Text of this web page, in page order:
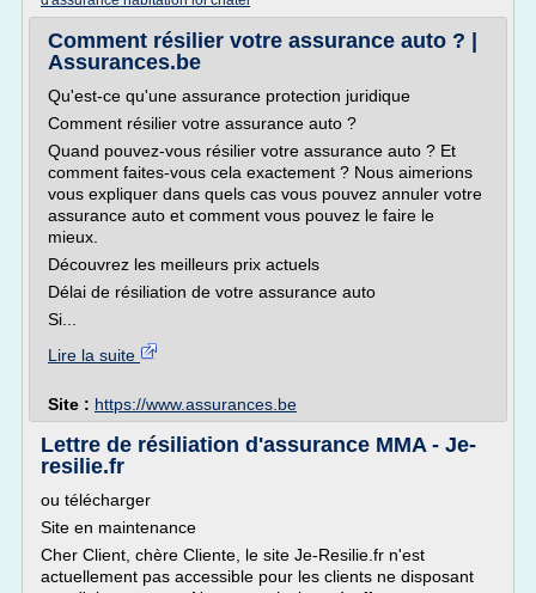
Comment résilier votre assurance auto ? |
Assurances.be
Qu'est-ce qu'une assurance protection juridique
Comment résilier votre assurance auto ?
Quand pouvez-vous résilier votre assurance auto ? Et
comment faites-vous cela exactement ? Nous aimerions
vous expliquer dans quels cas vous pouvez annuler votre
assurance auto et comment vous pouvez le faire le
mieux.
Découvrez les meilleurs prix actuels
Délai de résiliation de votre assurance auto
Si...
Lire la suite
Site : https://www.assurances.be
Lettre de résiliation d'assurance MMA - Je-
resilie.fr
ou télécharger
Site en maintenance
Cher Client, chère Cliente, le site Je-Resilie.fr n'est
actuellement pas accessible pour les clients ne disposant